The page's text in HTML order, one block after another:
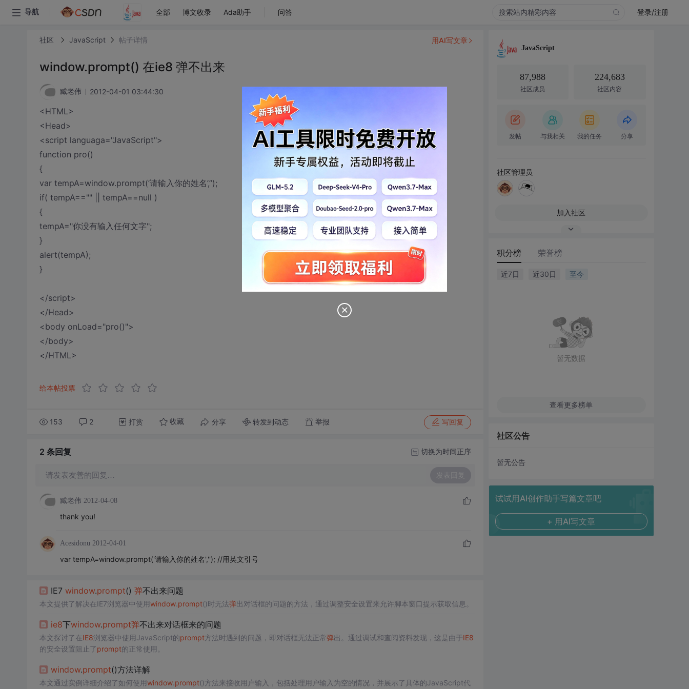
导航 全部 博文收录 Ada助手 问答 登录/注册
社区 JavaScript 帖子详情
window.prompt() 在ie8 弹不出来
臧老伟 2012-04-01 03:44:30
<HTML>
<Head>
<script languaga="JavaScript">
function pro()
{
var tempA=window.prompt(’请输入你的姓名’,’’);
if( tempA=="" || tempA==null )
{
tempA="你没有输入任何文字";
}
alert(tempA);
}
</script>
</Head>
<body onLoad="pro()">
</body>
</HTML>
给本帖投票
153 2 打赏 收藏 分享 转发到动态 举报 写回复
用AI写文章
2 条回复 切换为时间正序
请发表友善的回复… 发表回复
臧老伟 2012-04-08
thank you!
Acesidonu 2012-04-01
var tempA=window.prompt('请输入你的姓名',''); //用英文引号
IE7 window.prompt() 弹不出来问题
本文提供了解决在IE7浏览器中使用window. prompt()时无法弹出对话框的问题的方法，通过调整安全设置来允许脚本窗口提示获取信息。
ie8下window.prompt弹不出来对话框来的问题
本文探讨了在IE8浏览器中使用JavaScript的prompt方法时遇到的问题，即对话框无法正常弹出。通过调试和查阅资料发现，这是由于IE8
的安全设置阻止了prompt的正常使用。
window.prompt()方法详解
本文通过实例详细介绍了如何使用window. prompt()方法来接收用户输入，包括处理用户输入为空的情况，并展示了具体的JavaScript代
JavaScript
87,988
社区成员
224,683
社区内容
发帖 与我相关 我的任务 分享
社区管理员
加入社区
积分榜 荣誉榜
近7日 近30日 至今
暂无数据
查看更多榜单
社区公告
暂无公告
试试用AI创作助手写篇文章吧
+ 用AI写文章